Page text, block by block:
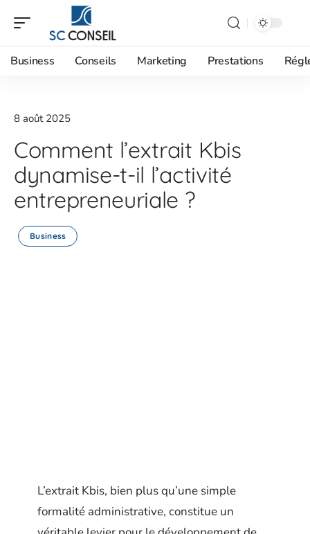
Business Conseils Marketing Prestations
8 août 2025
Comment l’extrait Kbis
dynamise-t-il l’activité
entrepreneuriale ?
Business
L’extrait Kbis, bien plus qu’une simple
formalité administrative, constitue un